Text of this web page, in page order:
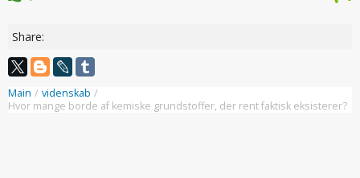
Share:
Main / videnskab /
Hvor mange borde af kemiske grundstoffer, der rent faktisk eksisterer?